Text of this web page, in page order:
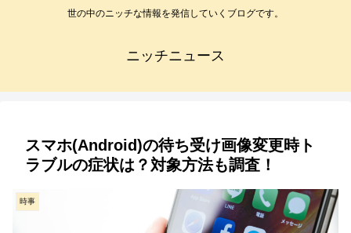
世の中のニッチな情報を発信していくブログです。
ニッチニュース
スマホ(Android)の待ち受け画像変更時ト
ラブルの症状は？対象方法も調査！
時事